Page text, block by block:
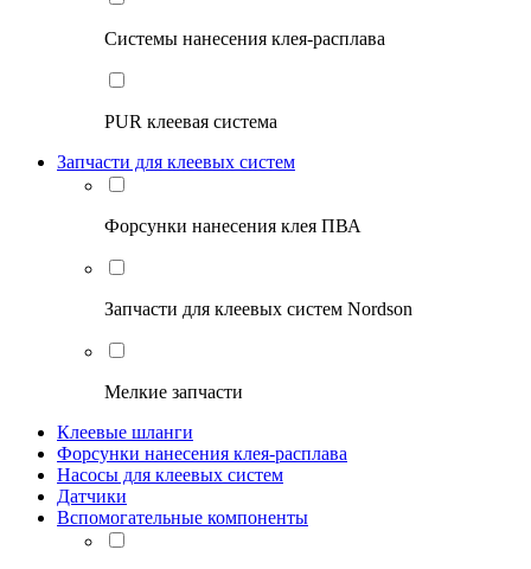
Системы нанесения клея-расплава
PUR клеевая система
Запчасти для клеевых систем
Форсунки нанесения клея ПВА
Запчасти для клеевых систем Nordson
Мелкие запчасти
Клеевые шланги
Форсунки нанесения клея-расплава
Насосы для клеевых систем
Датчики
Вспомогательные компоненты